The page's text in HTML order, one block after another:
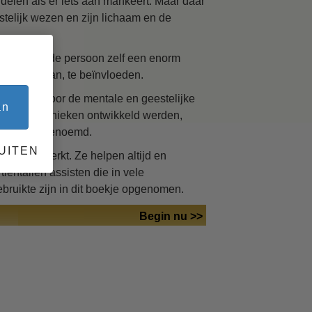
wezen en zijn lichaam en de
de persoon zelf een enorm
daarvan, te beïnvloeden.
voor de mentale en geestelijke
technieken ontwikkeld werden,
wordt genoemd.
onbeperkt. Ze helpen altijd en
assisten die in vele
zijn in dit boekje opgenomen.
Begin nu >>